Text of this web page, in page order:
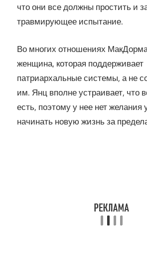
что они все должны простить и
травмирующее испытание.
Во многих отношениях
женщина, которая поддерживает
патриархальные системы, а не
им. Янц вполне устраивает, что
есть, поэтому у нее нет желания
начинать новую жизнь за